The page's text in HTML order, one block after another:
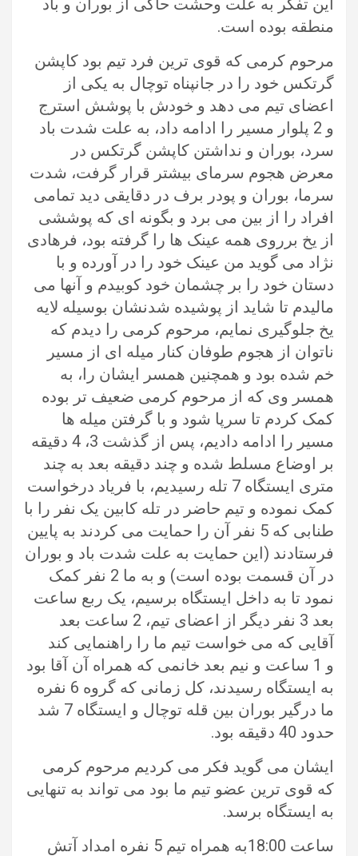
این تفکر به علت وحشت حاکی از بوران و باد
منطقه بوده است.
مرحوم کرمی که قوی ترین فرد تیم بود کاپشن
گرتکس خود را در جانپناه توچال به یکی از
اعضای تیم می دهد و خودش با پوشش استرج
و 2 پلوار مسیر را ادامه داد، به علت شدت باد
سرد، بوران و نداشتن کاپشن گرتکس در
معرض هجوم سرمای بیشتر قرار گرفت، شدت
سرما، بوران و پودر برف در دقایقی دید تمامی
افراد را از بین می برد و بگونه ای که پوششی
از یخ برروی همه عینک ها را گرفته بود، فرهادی
نژاد می گوید من عینک خود را در آورده و با
دستان خود را بر چشمان خود کوبیدم و آنها می
مالیدم تا شاید از پوشیده شدنشان بوسیله لایه
یخ جلوگیری نمایم، مرحوم کرمی را دیدم که
ناتوان از هجوم طوفان کنار میله ای از مسیر
خم شده بود و همچنین همسر ایشان را، به
همسر وی که از مرحوم کرمی ضعیف تر بوده
کمک کردم تا سرپا شود و با گرفتن میله ها
مسیر را ادامه دادیم، پس از گذشت 3، 4 دقیقه
بر اوضاع مسلط شده و چند دقیقه بعد به چند
متری ایستگاه 7 تله رسیدیم، با فریاد درخواست
کمک نموده و تیم حاضر در تله کابین یک نفر را با
طنابی که 5 نفر آن را حمایت می کردند به پایین
فرستادند (این حمایت به علت شدت باد و بوران
در آن قسمت بوده است) و به ما 2 نفر کمک
نمود تا به داخل ایستگاه برسیم، یک ربع ساعت
بعد 3 نفر دیگر از اعضای تیم، 2 ساعت بعد
آقایی که می خواست تیم ما را راهنمایی کند
و 1 ساعت و نیم بعد خانمی که همراه آن آقا بود
به ایستگاه رسیدند، کل زمانی که گروه 6 نفره
ما درگیر بوران بین قله توچال و ایستگاه 7 شد
حدود 40 دقیقه بود.
ایشان می گوید فکر می کردیم مرحوم کرمی
که قوی ترین عضو تیم ما بود می تواند به تنهایی
به ایستگاه برسد.
ساعت 18:00به همراه تیم 5 نفره امداد آتش